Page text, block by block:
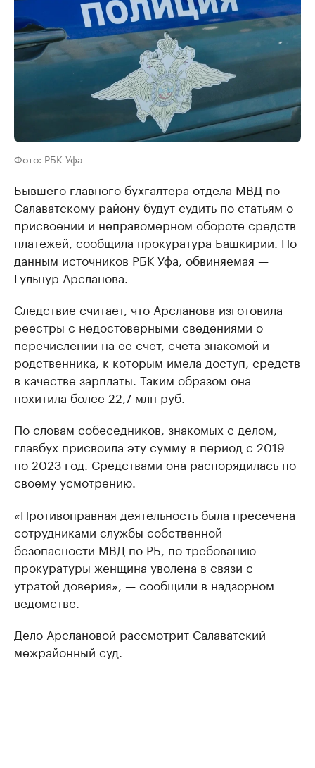
Фото: РБК Уфа
Бывшего главного бухгалтера отдела МВД по
Салаватскому району будут судить по статьям о
присвоении и неправомерном обороте средств
платежей, сообщила прокуратура Башкирии. По
данным источников РБК Уфа, обвиняемая —
Гульнур Арсланова.
Следствие считает, что Арсланова изготовила
реестры с недостоверными сведениями о
перечислении на ее счет, счета знакомой и
родственника, к которым имела доступ, средств
в качестве зарплаты. Таким образом она
похитила более 22,7 млн руб.
По словам собеседников, знакомых с делом,
главбух присвоила эту сумму в период с 2019
по 2023 год. Средствами она распорядилась по
своему усмотрению.
«Противоправная деятельность была пресечена
сотрудниками службы собственной
безопасности МВД по РБ, по требованию
прокуратуры женщина уволена в связи с
утратой доверия», — сообщили в надзорном
ведомстве.
Дело Арслановой рассмотрит Салаватский
межрайонный суд.